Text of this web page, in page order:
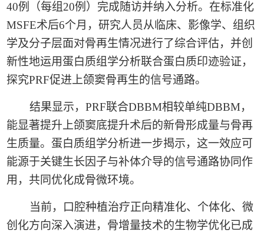
40例（每组20例）完成随访并纳入分析。在标准化
MSFE术后6个月，研究人员从临床、影像学、组织
学及分子层面对骨再生情况进行了综合评估，并创
新性地运用蛋白质组学分析联合蛋白质印迹验证，
探究PRF促进上颌窦骨再生的信号通路。
结果显示，PRF联合DBBM相较单纯DBBM，
能显著提升上颌窦底提升术后的新骨形成量与骨再
生质量。蛋白质组学分析进一步揭示，这一效应可
能源于关键生长因子与补体介导的信号通路协同作
用，共同优化成骨微环境。
当前，口腔种植治疗正向精准化、个体化、微
创化方向深入演进，骨增量技术的生物学优化已成